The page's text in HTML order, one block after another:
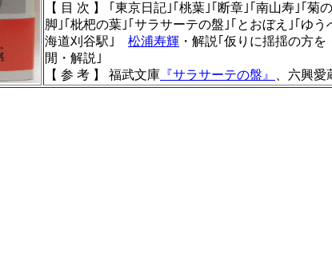
【 目 次 】 ｢東京日記｣｢桃葉｣｢断章｣｢南山寿｣｢菊
脚｣｢枇杷の葉｣｢サラサーテの盤｣｢とおぼえ｣｢ゆ
海道刈谷駅｣ 松浦寿輝 ・解説 ｢仮りに揺揺の方を
閒・解説｣
【 参 考 】 福武文庫 『サラサーテの盤』 、六興